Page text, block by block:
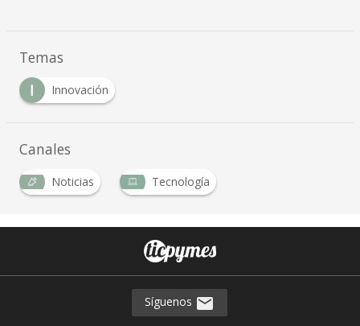
Temas
I
Innovación
Canales
Noticias Tecnología
Síguenos